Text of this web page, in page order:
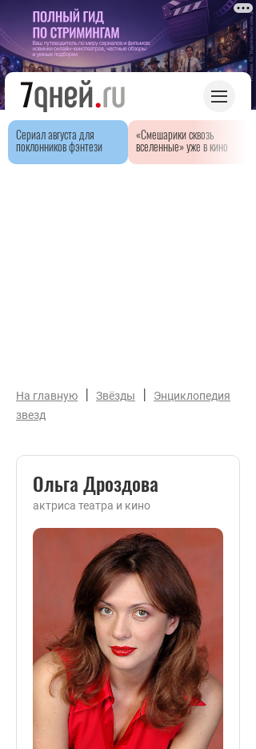
Сериал августа для
поклонников фэнтези
«Смешарики сквозь
вселенные» уже в кино
На главную | Звёзды |
Энциклопедия
звезд
Ольга Дроздова
актриса театра и кино